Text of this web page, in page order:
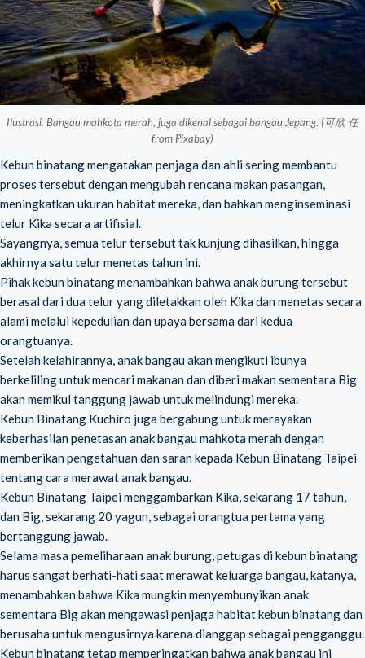
Ilustrasi. Bangau mahkota merah, juga dikenal sebagai bangau Jepang. (可欣 任
from Pixabay)
Kebun binatang mengatakan penjaga dan ahli sering membantu
proses tersebut dengan mengubah rencana makan pasangan,
meningkatkan ukuran habitat mereka, dan bahkan menginseminasi
telur Kika secara artifisial.
Sayangnya, semua telur tersebut tak kunjung dihasilkan, hingga
akhirnya satu telur menetas tahun ini.
Pihak kebun binatang menambahkan bahwa anak burung tersebut
berasal dari dua telur yang diletakkan oleh Kika dan menetas secara
alami melalui kepedulian dan upaya bersama dari kedua
orangtuanya.
Setelah kelahirannya, anak bangau akan mengikuti ibunya
berkeliling untuk mencari makanan dan diberi makan sementara Big
akan memikul tanggung jawab untuk melindungi mereka.
Kebun Binatang Kuchiro juga bergabung untuk merayakan
keberhasilan penetasan anak bangau mahkota merah dengan
memberikan pengetahuan dan saran kepada Kebun Binatang Taipei
tentang cara merawat anak bangau.
Kebun Binatang Taipei menggambarkan Kika, sekarang 17 tahun,
dan Big, sekarang 20 yagun, sebagai orangtua pertama yang
bertanggung jawab.
Selama masa pemeliharaan anak burung, petugas di kebun binatang
harus sangat berhati-hati saat merawat keluarga bangau, katanya,
menambahkan bahwa Kika mungkin menyembunyikan anak
sementara Big akan mengawasi penjaga habitat kebun binatang dan
berusaha untuk mengusirnya karena dianggap sebagai pengganggu.
Kebun binatang tetap memperingatkan bahwa anak bangau ini